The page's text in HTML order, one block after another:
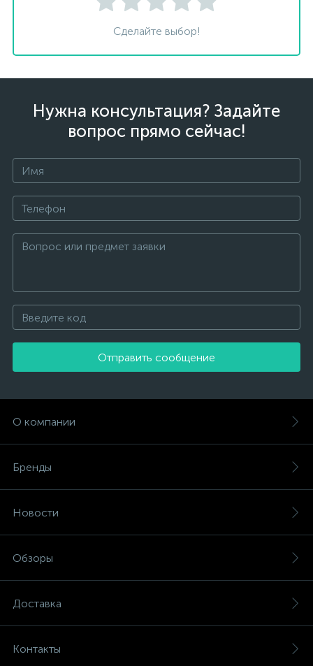
Сделайте выбор!
Нужна консультация? Задайте
вопрос прямо сейчас!
Отправить сообщение
О компании
Бренды
Новости
Обзоры
Доставка
Контакты